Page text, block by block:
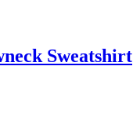
Sweatshirt